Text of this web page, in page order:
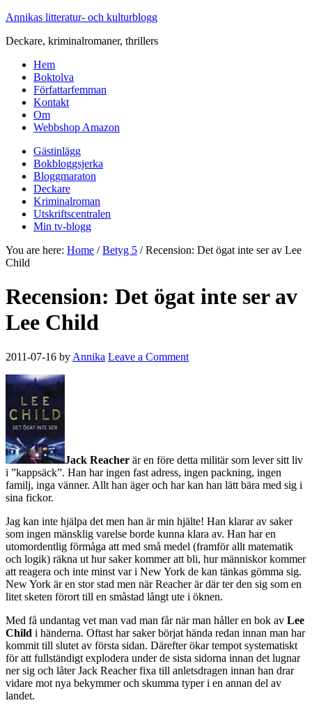
Annikas litteratur- och kulturblogg
Deckare, kriminalromaner, thrillers
Hem
Boktolva
Författarfemman
Kontakt
Om
Webbshop Amazon
Gästinlägg
Bokbloggsjerka
Bloggmaraton
Deckare
Kriminalroman
Utskriftscentralen
Min tv-blogg
You are here: Home / Betyg 5 /Recension: Det ögat inte ser av Lee
Child
Recension: Det ögat inte ser av
Lee Child
2011-07-16 by Annika Leave a Comment
Jack Reacher är en före detta militär som lever sitt liv
i ”kappsäck”. Han har ingen fast adress, ingen packning, ingen
familj, inga vänner. Allt han äger och har kan han lätt bära med sig i
sina fickor.
Jag kan inte hjälpa det men han är min hjälte! Han klarar av saker
som ingen mänsklig varelse borde kunna klara av. Han har en
utomordentlig förmåga att med små medel (framför allt matematik
och logik) räkna ut hur saker kommer att bli, hur människor kommer
att reagera och inte minst var i New York de kan tänkas gömma sig.
New York är en stor stad men när Reacher är där ter den sig som en
litet sketen förort till en småstad långt ute i öknen.
Med få undantag vet man vad man får när man håller en bok av Lee
Child i händerna. Oftast har saker börjat hända redan innan man har
kommit till slutet av första sidan. Därefter ökar tempot systematiskt
för att fullständigt explodera under de sista sidorna innan det lugnar
ner sig och låter Jack Reacher fixa till anletsdragen innan han drar
vidare mot nya bekymmer och skumma typer i en annan del av
landet.